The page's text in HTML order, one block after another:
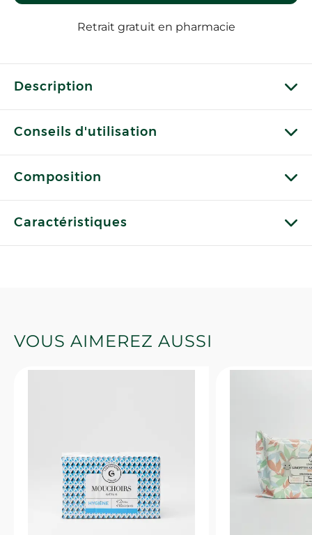
Retrait gratuit en pharmacie
Description
Conseils d'utilisation
Composition
Caractéristiques
VOUS AIMEREZ AUSSI